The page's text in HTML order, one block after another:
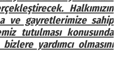
Halkımızın
ve gayretlerimize sahip
tutulması konusunda
yardımcı olmasını